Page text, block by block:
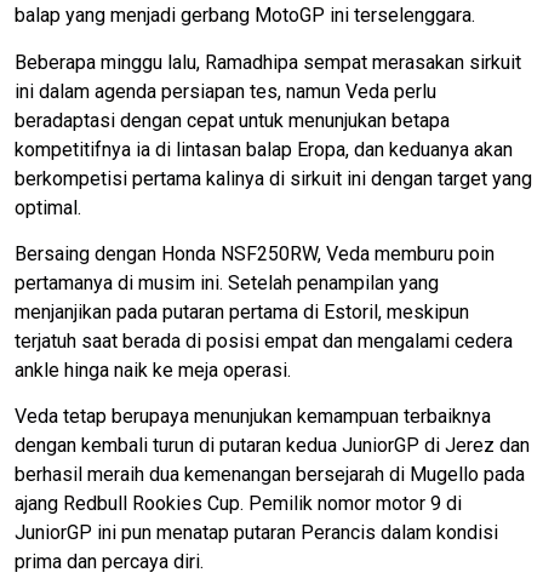
balap yang menjadi gerbang MotoGP ini terselenggara.
Beberapa minggu lalu, Ramadhipa sempat merasakan sirkuit
ini dalam agenda persiapan tes, namun Veda perlu
beradaptasi dengan cepat untuk menunjukan betapa
kompetitifnya ia di lintasan balap Eropa, dan keduanya akan
berkompetisi pertama kalinya di sirkuit ini dengan target yang
optimal.
Bersaing dengan Honda NSF250RW, Veda memburu poin
pertamanya di musim ini. Setelah penampilan yang
menjanjikan pada putaran pertama di Estoril, meskipun
terjatuh saat berada di posisi empat dan mengalami cedera
ankle hinga naik ke meja operasi.
Veda tetap berupaya menunjukan kemampuan terbaiknya
dengan kembali turun di putaran kedua JuniorGP di Jerez dan
berhasil meraih dua kemenangan bersejarah di Mugello pada
ajang Redbull Rookies Cup. Pemilik nomor motor 9 di
JuniorGP ini pun menatap putaran Perancis dalam kondisi
prima dan percaya diri.